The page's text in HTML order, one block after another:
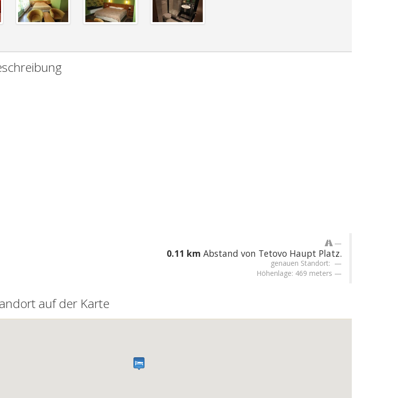
0.11 km Abstand von Tetovo Haupt Platz.
genauen Standort:
Höhenlage: 469 meters
auf der Karte